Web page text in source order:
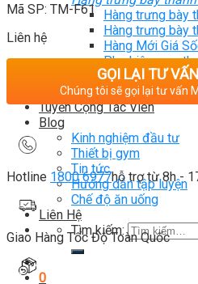
Hàng trưng bày
Hàng trưng bày
Hàng Mới Giá
Phụ kiện gym
Setup Phòng Gym
Dự án tiêu biểu
Tuyển Cộng Tác Viên
Blog
Kinh nghiệm đầu tư
Thiết bị gym
Tin tức
Hướng dẫn tập luyện
Chế độ ăn uống
Liên Hệ
Tìm kiếm:
0
Mã SP: TM-F61
Liên hệ
GỌI LẠI TƯ VẤN
Chúng tôi sẽ gọi lại tư vấn
Hotline 1800 6977hỗ trợ từ 8h -
Giao Hàng Tốc Độ Toàn Quốc